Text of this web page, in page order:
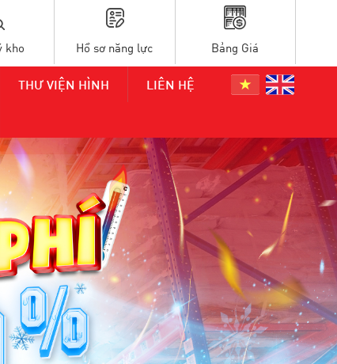
Bảng Giá
Hồ sơ năng lực
kho
THƯ VIỆN HÌNH LIÊN HỆ